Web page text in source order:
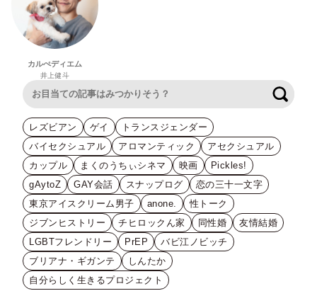
カルぺディエム
井上健斗
レズビアン ゲイ
トランスジェンダー
バイセクシュアル
アロマンティック
アセクシュアル
カップル
まくのうちぃシネマ 映画
Pickles!
gAytoZ
GAY会話 スナップログ
恋の三十一文字
東京アイスクリーム男子
anone.
性トーク
ジブンヒストリー
チヒロックん家 同性婚
友情結婚
LGBTフレンドリー
PrEP
バビ江ノビッチ
ブリアナ・ギガンテ
しんたか
自分らしく生きるプロジェクト